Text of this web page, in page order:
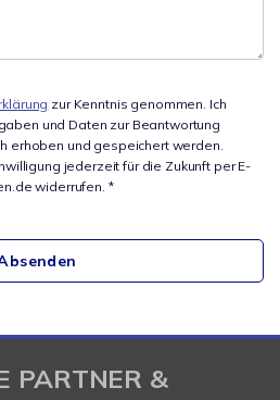
zur Kenntnis genommen. Ich
und Daten zur Beantwortung
erhoben und gespeichert werden.
jederzeit für die Zukunft per E-
widerrufen. *
PARTNER &